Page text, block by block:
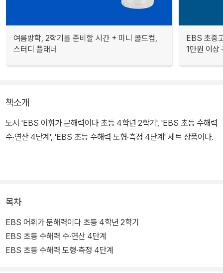
여름방학, 2학기를 준비할 시간 + 미니 콜드컵,
스터디 플래너
EBS 초중
1만원 이상
책소개
도서 'EBS 어휘가 문해력이다 초등 4학년 2학기', 'EBS 초등 수해력
수·연산 4단계', 'EBS 초등 수해력 도형·측정 4단계' 세트 상품이다.
목차
EBS 어휘가 문해력이다 초등 4학년 2학기
EBS 초등 수해력 수·연산 4단계
EBS 초등 수해력 도형·측정 4단계